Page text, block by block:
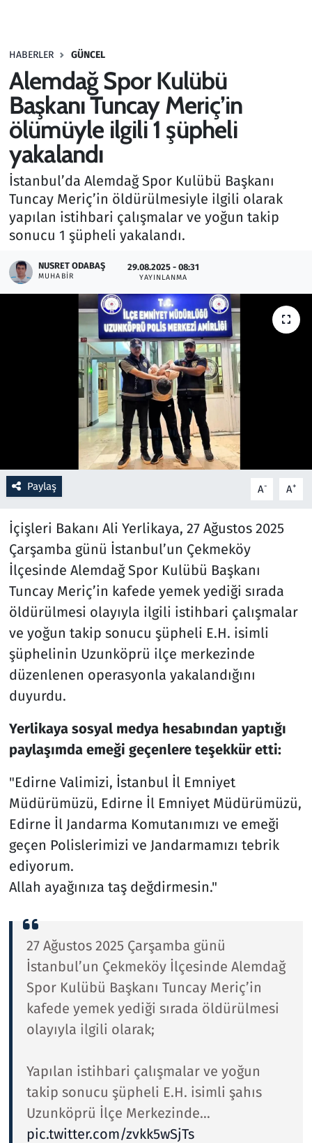
HABERLER GÜNCEL
Alemdağ Spor Kulübü
Başkanı Tuncay Meriç’in
ölümüyle ilgili 1 şüpheli
yakalandı
İstanbul’da Alemdağ Spor Kulübü Başkanı
Tuncay Meriç’in öldürülmesiyle ilgili olarak
yapılan istihbari çalışmalar ve yoğun takip
sonucu 1 şüpheli yakalandı.
NUSRET ODABAŞ
MUHABIR
29.08.2025 - 08:31
YAYINLANMA
Paylaş A- A+
İçişleri Bakanı Ali Yerlikaya, 27 Ağustos 2025
Çarşamba günü İstanbul’un Çekmeköy
İlçesinde Alemdağ Spor Kulübü Başkanı
Tuncay Meriç’in kafede yemek yediği sırada
öldürülmesi olayıyla ilgili istihbari çalışmalar
ve yoğun takip sonucu şüpheli E.H. isimli
şüphelinin Uzunköprü ilçe merkezinde
düzenlenen operasyonla yakalandığını
duyurdu.
Yerlikaya sosyal medya hesabından yaptığı
paylaşımda emeği geçenlere teşekkür etti:
"Edirne Valimizi, İstanbul İl Emniyet
Müdürümüzü, Edirne İl Emniyet Müdürümüzü,
Edirne İl Jandarma Komutanımızı ve emeği
geçen Polislerimizi ve Jandarmamızı tebrik
ediyorum.
Allah ayağınıza taş değdirmesin."
27 Ağustos 2025 Çarşamba günü
İstanbul’un Çekmeköy İlçesinde Alemdağ
Spor Kulübü Başkanı Tuncay Meriç’in
kafede yemek yediği sırada öldürülmesi
olayıyla ilgili olarak;
Yapılan istihbari çalışmalar ve yoğun
takip sonucu şüpheli E.H. isimli şahıs
Uzunköprü İlçe Merkezinde…
pic.twitter.com/zvkk5wSjTs
Haber
Kültür Sanat
Kurumsal Haberler
Lezzet Durağı
Memur ve Kamu
Otomobil
Oyun
Ramazan
Resmi İlanlar
Rüya Tabirleri
Savunma Sanayi
Seçim 2023
Spor
Teknoloji ve Bilim
Televizyon